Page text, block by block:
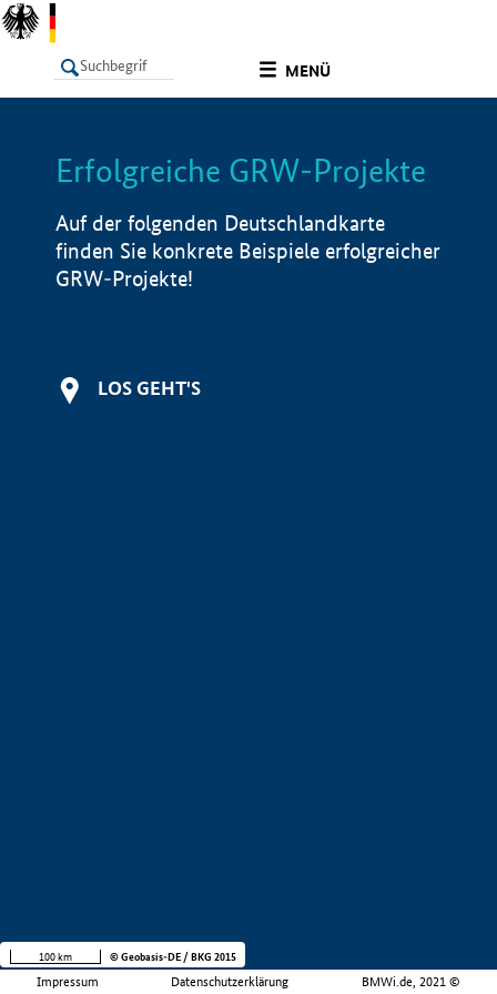
MENÜ
LISTE Info
Erfolgreiche GRW-Projekte
Auf der folgenden Deutschlandkarte
finden Sie konkrete Beispiele erfolgreicher
GRW-Projekte!
LOS GEHT'S
Impressum Datenschutzerklärung BMWi.de, 2021 ©
100 km © Geobasis-DE / BKG 2015